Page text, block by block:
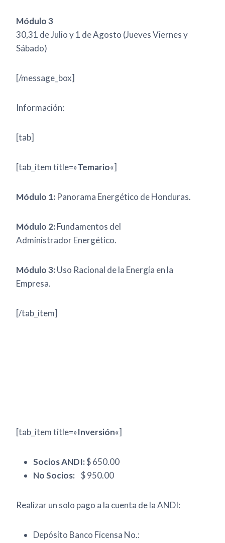
Módulo 3
30,31 de Julio y 1 de Agosto (Jueves Viernes y
Sábado)
[/message_box]
Información:
[tab]
[tab_item title=»Temario«]
Módulo 1: Panorama Energético de Honduras.
Módulo 2: Fundamentos del
Administrador Energético.
Módulo 3: Uso Racional de la Energía en la
Empresa.
[/tab_item]
[tab_item title=»Inversión«]
Socios ANDI:$ 650.00
No Socios:
$ 950.00
Realizar un solo pago a la cuenta de la ANDI:
Depósito Banco Ficensa No.: